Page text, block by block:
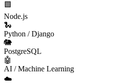
🟩
Node.js
🐍
Python / Django
🐘
PostgreSQL
🤖
AI / Machine Learning
☁️